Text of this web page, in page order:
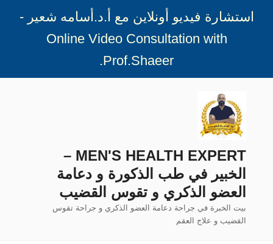
استشارة فيديو أونلاين مع أ.د.أسامه شعير -
Online Video Consultation with
Prof.Shaeer
.
المحتوى
MEN'S HEALTH EXPERT –
الخبير في طب الذكورة و دعامة
العضو الذكري و تقوس القضيب
بيت الخبرة في جراحة دعامة العضو الذكري و جراحة تقوس
القضيب و علاج العقم